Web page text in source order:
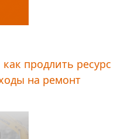
продлить ресурс
на ремонт